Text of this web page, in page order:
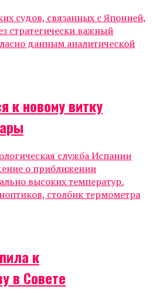
судов, связанных с Японией,
стратегически важный
данным аналитической
к новому витку
служба Испании
о приближении
высоких температур.
столбик термометра
к
в Совете